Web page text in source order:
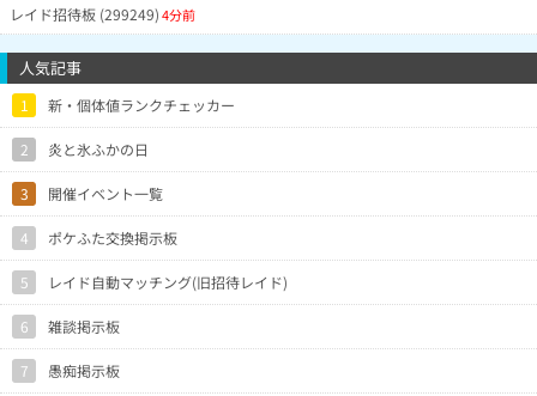
レイド招待板 (299249)4分前
人気記事
1 新・個体値ランクチェッカー
2 炎と氷ふかの日
3 開催イベント一覧
4 ポケふた交換掲示板
5 レイド自動マッチング(旧招待レイド)
6 雑談掲示板
7 愚痴掲示板